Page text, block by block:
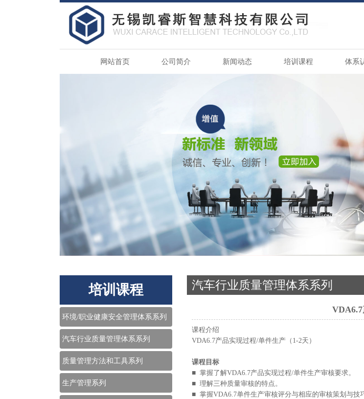
网站首页 公司简介 新闻动态 培训课程 体系
培训课程
环境/职业健康安全管理体系系列
汽车行业质量管理体系系列
质量管理方法和工具系列
生产管理系列
汽车行业质量管理体系系列
课程介绍
VDA6.7产品实现过程/单件生产（1-2天）
课程目标
■ 掌握了解VDA6.7产品实现过程/单件生产审核要求。
■ 理解三种质量审核的特点。
■ 掌握VDA6.7单件生产审核评分与相应的审核策划与技